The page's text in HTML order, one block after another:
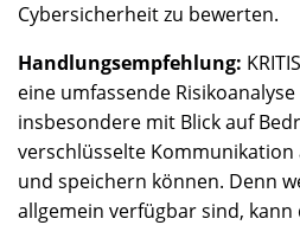
Cybersicherheit zu bewerten.
Handlungsempfehlung:
eine umfassende
insbesondere mit Blick auf
verschlüsselte
und speichern können. Denn
allgemein verfügbar sind,